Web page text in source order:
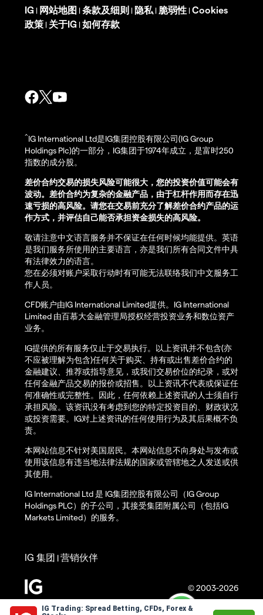
IG Trading: Spread Betting, CFDs, Forex &
IG | 网站地图 | 条款及细则 | 隐私 | 脆弱性 | Cookies
政策 | 关于IG | 如何存款
^IG International Ltd是IG集团控股有限公司(IG Group
Holdings Plc)的一部分，IG集团于1974年成立，是富时250
指数的成分股。
差价合约交易的损失风险可能很大，您的投资价值可能会有
波动。差价合约为复杂的金融产品，由于杠杆作用而存在迅
速亏损的高风险。请您在交易前充分了解差价合约产品的运
作方式，并评估自己能否承担资金损失的高风险。
敬请注意中文语言服务并不保证在任何时候均能提供。英语
是我们服务所使用的主要语言，亦是我们所有合同文件中具
有法律效力的语言。
您在必须对账户采取行动时有可能无法联络我们中文服务工
作人员。
CFD账户由IG International Limited提供。IG International
Limited 由百慕大金融管理局授权经营投资业务和数位资产
业务。
IG提供的所有服务仅止于交易执行。以上资讯并不包含(亦
不应被理解为包含)任何关于购买、持有或出售差价合约的
金融建议、推荐或指导意见，或我们交易价位的纪录，或对
任何金融产品交易的报价或招售。以上资讯不代表或保证任
何准确性或完整性。因此，任何依赖上述资讯的人士须自行
承担风险。该资讯没有考虑到您的特定投资目的、财政状况
或投资需要。IG对上述资讯的任何使用行为及其后果概不负
责。
本网站信息不针对美国居民。本网站信息不向身处与发布或
使用该信息有违当地法律法规的国家或管辖地之人发送或供
其使用。
IG International Ltd 是 IG集团控股有限公司（IG Group
Holdings PLC）的子公司，其接受集团附属公司（包括IG
Markets Limited）的服务。
© 2003-2026
IG 集团 |营销伙伴